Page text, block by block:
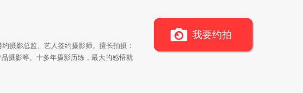
摄影总监、艺人签约摄影师。擅长拍摄：
摄影等。十多年摄影历练，最大的感悟就
我要约拍